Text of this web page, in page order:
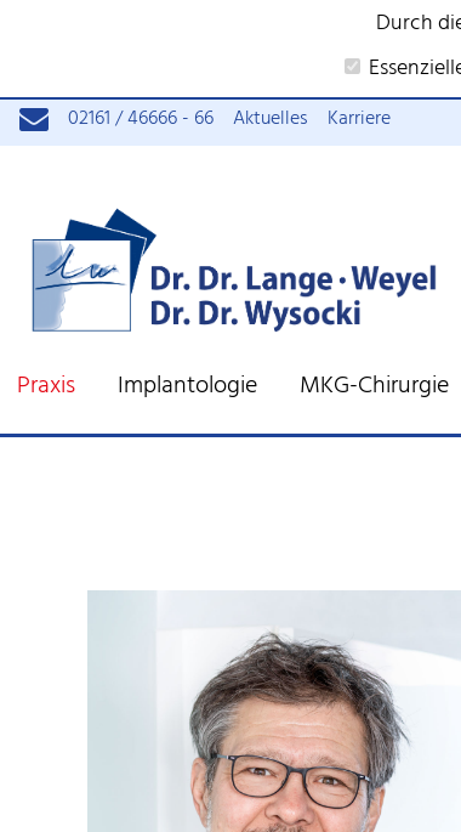
Durch
02161 / 46666 - 66 Aktuelles Karriere
Praxis Implantologie MKG-Chirurgie